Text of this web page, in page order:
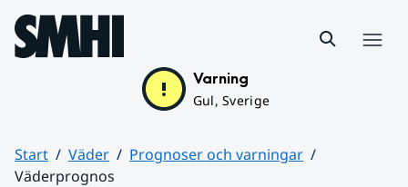
Hoppa till sidans innehåll
Varning
Gul, Sverige
Start Väder
Prognoser och varningar
Väderprognos